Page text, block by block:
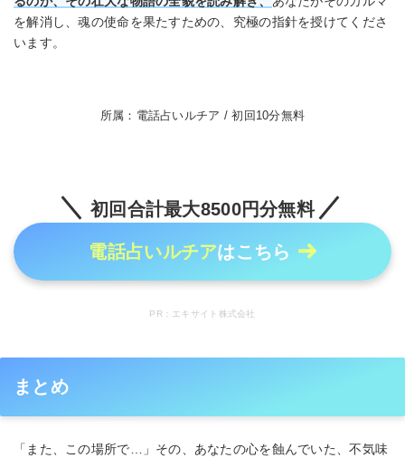
を解消し、魂の使命を果たすための、究極の指針を授けてくださ
います。
所属：電話占いルチア / 初回10分無料
初回合計最大8500円分無料
電話占いルチアはこちら
PR：エキサイト株式会社
まとめ
「また、この場所で…」その、あなたの心を蝕んでいた、不気味